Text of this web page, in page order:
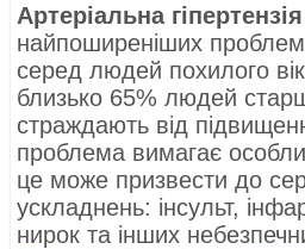
Артеріальна гіпертензія
найпоширеніших проблем
серед людей похилого
близько 65% людей
страждають від
проблема вимагає
це може призвести до
ускладнень: інсульт,
нирок та інших